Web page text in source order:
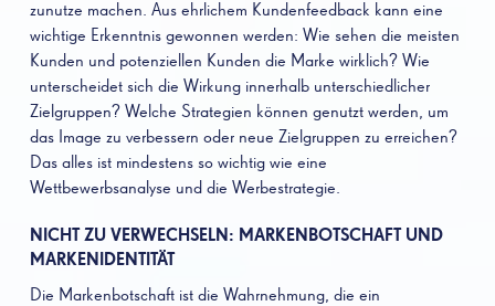
zunutze machen. Aus ehrlichem Kundenfeedback kann eine
wichtige Erkenntnis gewonnen werden: Wie sehen die meisten
Kunden und potenziellen Kunden die Marke wirklich? Wie
unterscheidet sich die Wirkung innerhalb unterschiedlicher
Zielgruppen? Welche Strategien können genutzt werden, um
das Image zu verbessern oder neue Zielgruppen zu erreichen?
Das alles ist mindestens so wichtig wie eine
Wettbewerbsanalyse und die Werbestrategie.
NICHT ZU VERWECHSELN: MARKENBOTSCHAFT UND
MARKENIDENTITÄT
Die Markenbotschaft ist die Wahrnehmung, die ein